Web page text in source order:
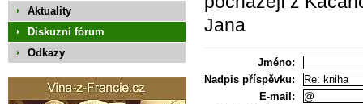
Jana
Jméno:
Nadpis příspěvku:
E-mail:
Aktuality
Diskuzní fórum
Odkazy